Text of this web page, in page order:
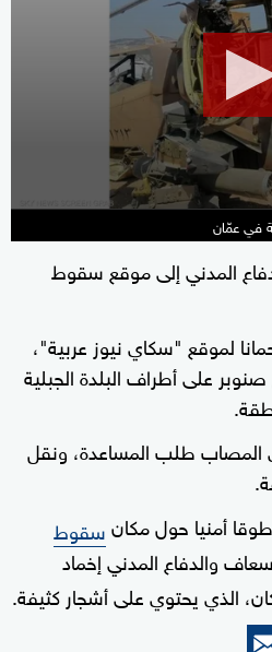
في عمّان
المدني إلى موقع سقوط
لموقع "سكاي نيوز عربية"،
على أطراف البلدة الجبلية
المصاب طلب المساعدة، ونقل
أمنيا حول مكانسقوط
والدفاع المدني إخماد
الذي يحتوي على أشجار كثيفة.